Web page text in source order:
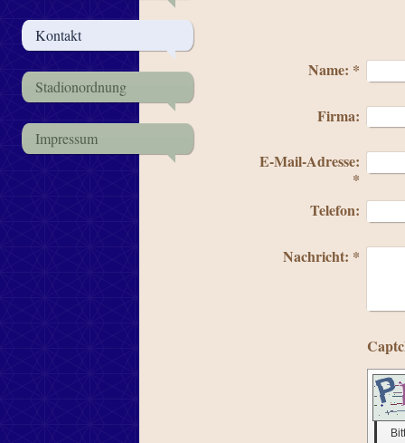
Kontakt
Stadionordnung
Impressum
Name: *
Firma:
E-Mail-Adresse:
*
Telefon:
Nachricht: *